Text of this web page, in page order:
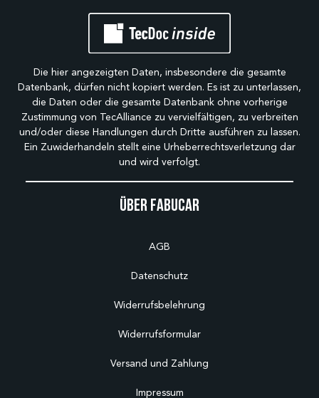
Über Fabucar
AGB
Datenschutz
Widerrufsbelehrung
Widerrufsformular
Versand und Zahlung
Impressum
Die hier angezeigten Daten, insbesondere die gesamte
Datenbank, dürfen nicht kopiert werden. Es ist zu unterlassen,
die Daten oder die gesamte Datenbank ohne vorherige
Zustimmung von TecAlliance zu vervielfältigen, zu verbreiten
und/oder diese Handlungen durch Dritte ausführen zu lassen.
Ein Zuwiderhandeln stellt eine Urheberrechtsverletzung dar
und wird verfolgt.